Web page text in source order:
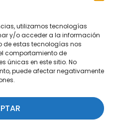
utilizamos tecnologías
y/o acceder a la información
de estas tecnologías nos
comportamiento de
únicas en este sitio. No
puede afectar negativamente
Newsletter
AQUÍ